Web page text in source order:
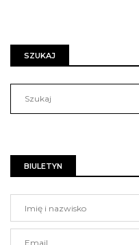
SZUKAJ
BIULETYN